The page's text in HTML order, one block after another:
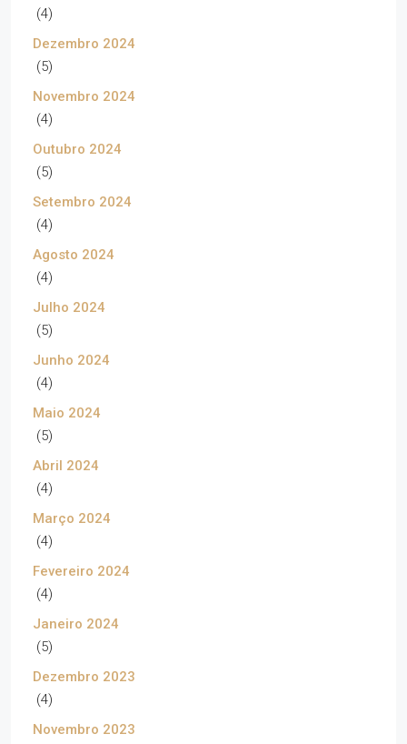
(4)
Dezembro 2024
(5)
Novembro 2024
(4)
Outubro 2024
(5)
Setembro 2024
(4)
Agosto 2024
(4)
Julho 2024
(5)
Junho 2024
(4)
Maio 2024
(5)
Abril 2024
(4)
Março 2024
(4)
Fevereiro 2024
(4)
Janeiro 2024
(5)
Dezembro 2023
(4)
Novembro 2023